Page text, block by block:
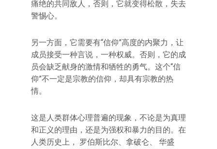
痛绝的共同敌人，否则，它就变得松散，失去
警惕心。
另一方面，它需要有“信仰”高度的内聚力，让
成员接受一种言说，一种权威。否则，它的成
员会缺乏献身的激情和牺牲的勇气。这个“信
仰”不一定是宗教的信仰，却具有宗教的热
情。
这是人类群体心理普遍的现象，不论是为真理
和正义的理由，还是为强权和暴力的目的。在
人类历史上， 罗伯斯比尔、拿破仑、 华盛